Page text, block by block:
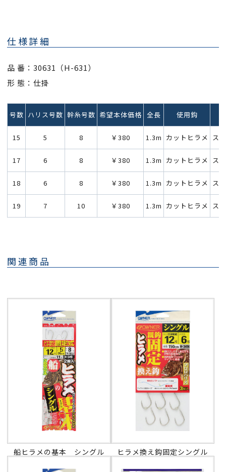
仕様詳細
品 番：30631（H-631）
形 態：仕掛
号数 ハリス号数 幹糸号数 希望本体価格 全長 使用鈎
15 5 8 ￥380 1.3m カットヒラメ ス
17 6 8 ￥380 1.3m カットヒラメ ス
18 6 8 ￥380 1.3m カットヒラメ ス
19 7 10 ￥380 1.3m カットヒラメ ス
関連商品
船ヒラメの基本 シングル ヒラメ換え鈎固定シングル